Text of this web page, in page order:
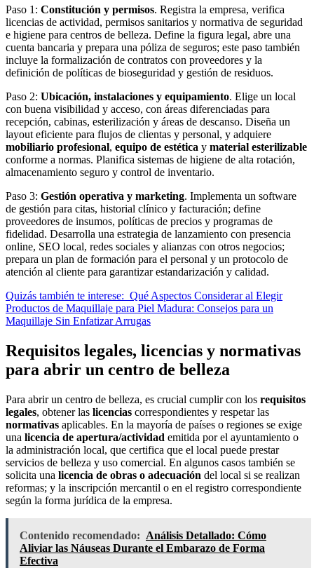
Paso 1: Constitución y permisos. Registra la empresa, verifica
licencias de actividad, permisos sanitarios y normativa de seguridad
e higiene para centros de belleza. Define la figura legal, abre una
cuenta bancaria y prepara una póliza de seguros; este paso también
incluye la formalización de contratos con proveedores y la
definición de políticas de bioseguridad y gestión de residuos.
Paso 2: Ubicación, instalaciones y equipamiento. Elige un local
con buena visibilidad y acceso, con áreas diferenciadas para
recepción, cabinas, esterilización y áreas de descanso. Diseña un
layout eficiente para flujos de clientas y personal, y adquiere
mobiliario profesional, equipo de estética y material esterilizable
conforme a normas. Planifica sistemas de higiene de alta rotación,
almacenamiento seguro y control de inventario.
Paso 3: Gestión operativa y marketing. Implementa un software
de gestión para citas, historial clínico y facturación; define
proveedores de insumos, políticas de precios y programas de
fidelidad. Desarrolla una estrategia de lanzamiento con presencia
online, SEO local, redes sociales y alianzas con otros negocios;
prepara un plan de formación para el personal y un protocolo de
atención al cliente para garantizar estandarización y calidad.
Quizás también te interese: Qué Aspectos Considerar al Elegir
Productos de Maquillaje para Piel Madura: Consejos para un
Maquillaje Sin Enfatizar Arrugas
Requisitos legales, licencias y normativas
para abrir un centro de belleza
Para abrir un centro de belleza, es crucial cumplir con los requisitos
legales, obtener las licencias correspondientes y respetar las
normativas aplicables. En la mayoría de países o regiones se exige
una licencia de apertura/actividad emitida por el ayuntamiento o
la administración local, que certifica que el local puede prestar
servicios de belleza y uso comercial. En algunos casos también se
solicita una licencia de obras o adecuación del local si se realizan
reformas; y la inscripción mercantil o en el registro correspondiente
según la forma jurídica de la empresa.
Contenido recomendado: Análisis Detallado: Cómo
Aliviar las Náuseas Durante el Embarazo de Forma
Efectiva